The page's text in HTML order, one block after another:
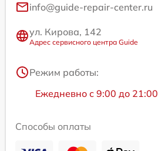
info@guide-repair-center.ru
ул. Кирова, 142
Адрес сервисного центра Guide
Режим работы:
Ежедневно с 9:00 до 21:00
Способы оплаты